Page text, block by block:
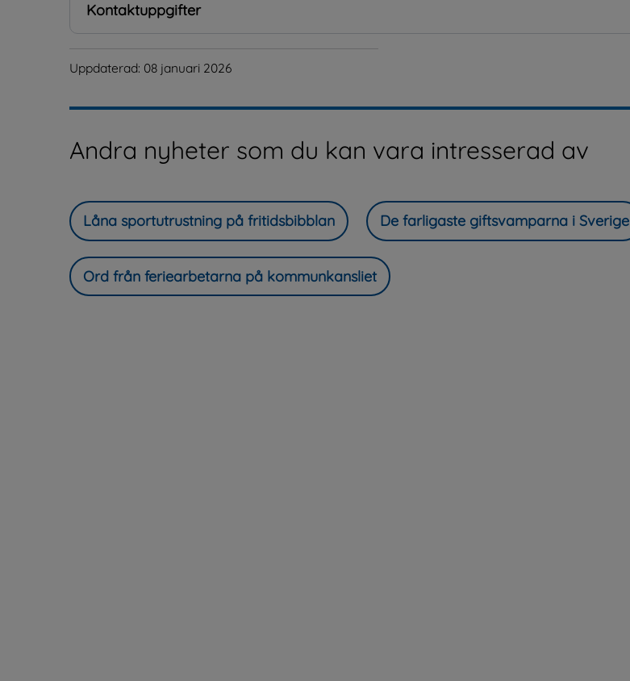
Kontaktuppgifter
Uppdaterad: 08 januari 2026
Andra nyheter som du kan vara intresserad av
Låna sportutrustning på fritidsbibblan De farligaste giftsvamparna i Sverige
Ord från feriearbetarna på kommunkansliet